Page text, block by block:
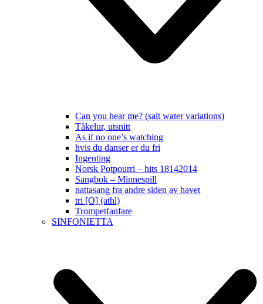
Can you hear me? (salt water variations)
Tåkelur, utsnitt
As if no one’s watching
hvis du danser er du fri
Ingenting
Norsk Potpourri – hits 18142014
Sangbok – Minnespill
nattasang fra andre siden av havet
tri [O] (athl)
Trompetfanfare
SINFONIETTA